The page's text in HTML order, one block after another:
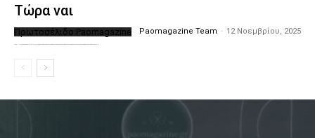
Τώρα ναι
Πρωτοσέλιδο Paomagazine Paomagazine Team - 12 Νοεμβρίου, 2025